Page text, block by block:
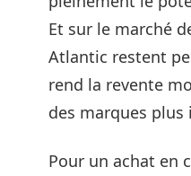
Et sur le marché
Atlantic restent
rend la revente
des marques plus
Pour un achat en